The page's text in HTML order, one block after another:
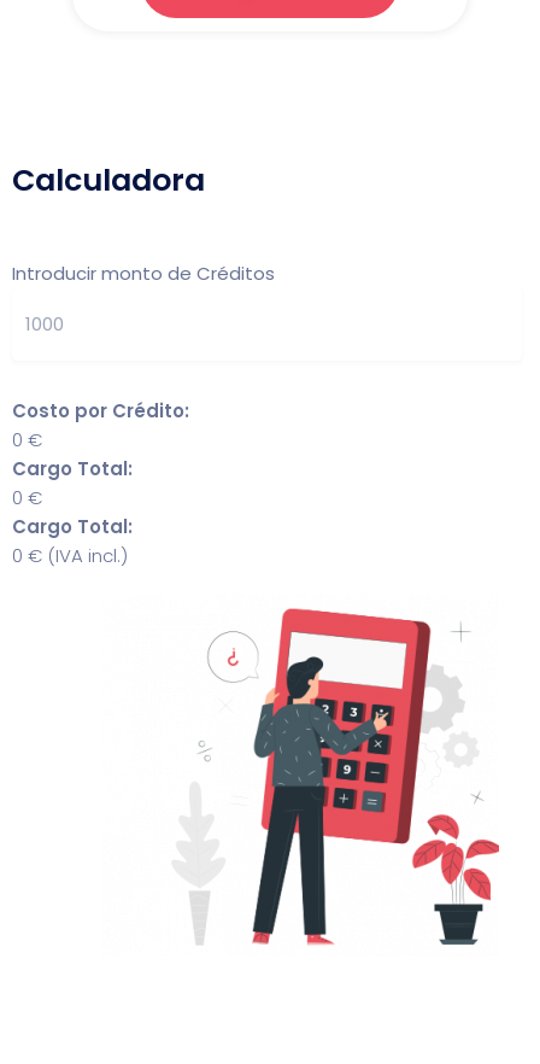
Calculadora
Introducir monto de Créditos
Costo por Crédito:
0 €
Cargo Total:
0 €
Cargo Total:
0 € (IVA incl.)